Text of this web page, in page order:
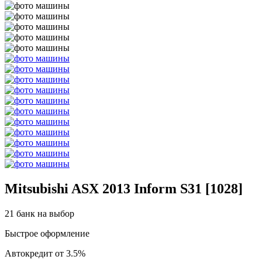
Mitsubishi ASX 2013 Inform S31 [1028]
21 банк на выбор
Быстрое оформление
Автокредит от 3.5%